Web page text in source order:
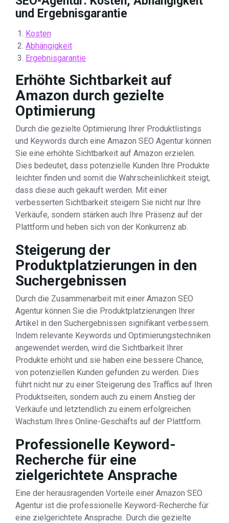
und Ergebnisgarantie
Kosten
Abhängigkeit
Ergebnisgarantie
Erhöhte Sichtbarkeit auf
Amazon durch gezielte
Optimierung
Durch die gezielte Optimierung Ihrer Produktlistings
und Keywords durch eine Amazon SEO Agentur können
Sie eine erhöhte Sichtbarkeit auf Amazon erzielen.
Dies bedeutet, dass potenzielle Kunden Ihre Produkte
leichter finden und somit die Wahrscheinlichkeit steigt,
dass diese auch gekauft werden. Mit einer
verbesserten Sichtbarkeit steigern Sie nicht nur Ihre
Verkäufe, sondern stärken auch Ihre Präsenz auf der
Plattform und heben sich von der Konkurrenz ab.
Steigerung der
Produktplatzierungen in den
Suchergebnissen
Durch die Zusammenarbeit mit einer Amazon SEO
Agentur können Sie die Produktplatzierungen Ihrer
Artikel in den Suchergebnissen signifikant verbessern.
Indem relevante Keywords und Optimierungstechniken
angewendet werden, wird die Sichtbarkeit Ihrer
Produkte erhöht und sie haben eine bessere Chance,
von potenziellen Kunden gefunden zu werden. Dies
führt nicht nur zu einer Steigerung des Traffics auf Ihren
Produktseiten, sondern auch zu einem Anstieg der
Verkäufe und letztendlich zu einem erfolgreichen
Wachstum Ihres Online-Geschäfts auf der Plattform.
Professionelle Keyword-
Recherche für eine
zielgerichtete Ansprache
Eine der herausragenden Vorteile einer Amazon SEO
Agentur ist die professionelle Keyword-Recherche für
eine zielgerichtete Ansprache. Durch die gezielte